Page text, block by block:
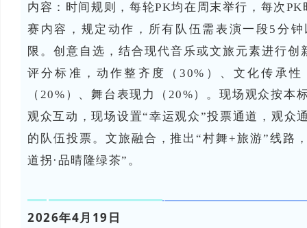
内容： 时间规则，每轮PK均在周末举行，每次
赛内容，规定动作，所有队伍需表演一段5分
限。创意自选，结合现代音乐或文旅元素进行创
评分标准，动作整齐度（30%）、文化传承性
（20%）、舞台表现力（20%）。现场观众按本
观众互动，现场设置“幸运观众”投票通道，观众
的队伍投票。文旅融合，推出“村舞+旅游”线路
道拐·品晴隆绿茶”。
2026年4月19日